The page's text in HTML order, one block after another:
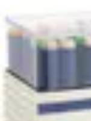
Tendances
Techniques
Personnel